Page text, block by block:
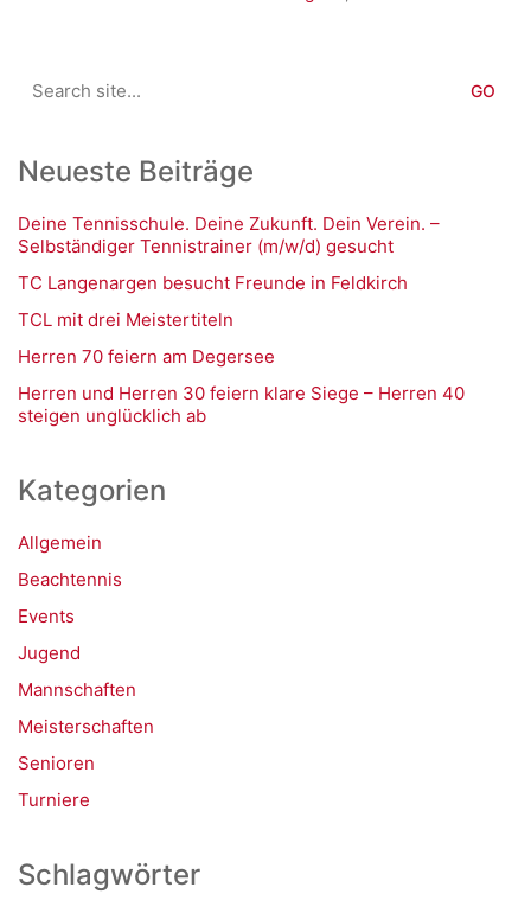
for:
Neueste Beiträge
Deine Tennisschule. Deine Zukunft. Dein Verein. –
Selbständiger Tennistrainer (m/w/d) gesucht
TC Langenargen besucht Freunde in Feldkirch
TCL mit drei Meistertiteln
Herren 70 feiern am Degersee
Herren und Herren 30 feiern klare Siege – Herren 40
steigen unglücklich ab
Kategorien
Allgemein
Beachtennis
Events
Jugend
Mannschaften
Meisterschaften
Senioren
Turniere
Schlagwörter